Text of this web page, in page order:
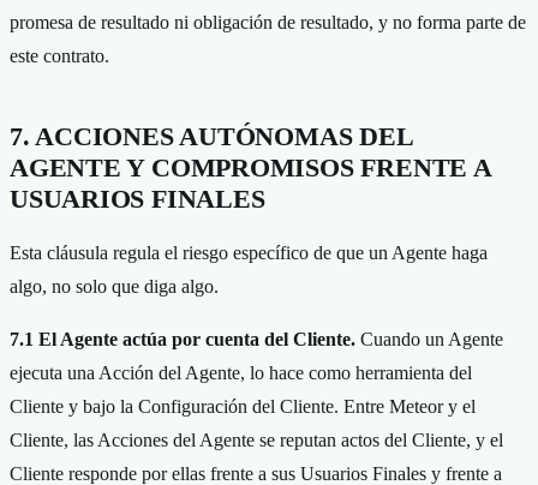
promesa de resultado ni obligación de resultado, y no forma parte de
este contrato.
7. ACCIONES AUTÓNOMAS DEL
AGENTE Y COMPROMISOS FRENTE A
USUARIOS FINALES
Esta cláusula regula el riesgo específico de que un Agente haga
algo, no solo que diga algo.
7.1 El Agente actúa por cuenta del Cliente. Cuando un Agente
ejecuta una Acción del Agente, lo hace como herramienta del
Cliente y bajo la Configuración del Cliente. Entre Meteor y el
Cliente, las Acciones del Agente se reputan actos del Cliente, y el
Cliente responde por ellas frente a sus Usuarios Finales y frente a